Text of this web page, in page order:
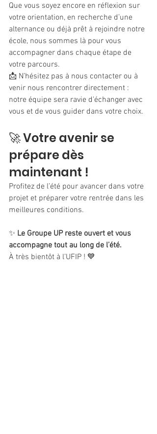
Que vous soyez encore en réflexion sur
votre orientation, en recherche d’une
alternance ou déjà prêt à rejoindre notre
école, nous sommes là pour vous
accompagner dans chaque étape de
votre parcours.
📩 N’hésitez pas à nous contacter ou à
venir nous rencontrer directement :
notre équipe sera ravie d’échanger avec
vous et de vous guider dans votre choix.
🚀 Votre avenir se
prépare dès
maintenant !
Profitez de l’été pour avancer dans votre
projet et préparer votre rentrée dans les
meilleures conditions.
✨ Le Groupe UP reste ouvert et vous
accompagne tout au long de l’été.
À très bientôt à l’UFIP ! 💙